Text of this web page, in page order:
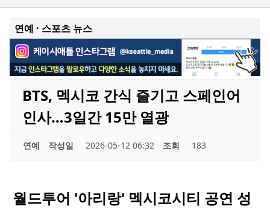
연예 · 스포츠 뉴스
BTS, 멕시코 간식 즐기고 스페인어
인사…3일간 15만 열광
연예 작성일 2026-05-12 06:32 조회 183
월드투어 '아리랑' 멕시코시티 공연 성